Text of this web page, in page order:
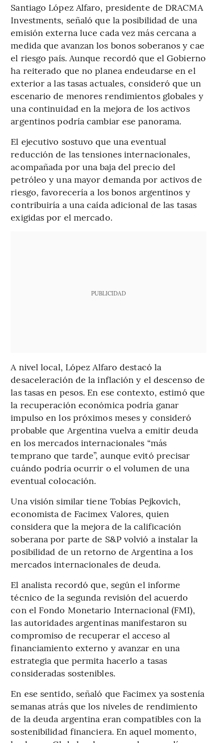
Santiago López Alfaro, presidente de DRACMA
Investments, señaló que la posibilidad de una
emisión externa luce cada vez más cercana a
medida que avanzan los bonos soberanos y cae
el riesgo país. Aunque recordó que el Gobierno
ha reiterado que no planea endeudarse en el
exterior a las tasas actuales, consideró que un
escenario de menores rendimientos globales y
una continuidad en la mejora de los activos
argentinos podría cambiar ese panorama.
El ejecutivo sostuvo que una eventual
reducción de las tensiones internacionales,
acompañada por una baja del precio del
petróleo y una mayor demanda por activos de
riesgo, favorecería a los bonos argentinos y
contribuiría a una caída adicional de las tasas
exigidas por el mercado.
PUBLICIDAD
A nivel local, López Alfaro destacó la
desaceleración de la inflación y el descenso de
las tasas en pesos. En ese contexto, estimó que
la recuperación económica podría ganar
impulso en los próximos meses y consideró
probable que Argentina vuelva a emitir deuda
en los mercados internacionales “más
temprano que tarde”, aunque evitó precisar
cuándo podría ocurrir o el volumen de una
eventual colocación.
Una visión similar tiene Tobías Pejkovich,
economista de Facimex Valores, quien
considera que la mejora de la calificación
soberana por parte de S&P volvió a instalar la
posibilidad de un retorno de Argentina a los
mercados internacionales de deuda.
El analista recordó que, según el informe
técnico de la segunda revisión del acuerdo
con el Fondo Monetario Internacional (FMI),
las autoridades argentinas manifestaron su
compromiso de recuperar el acceso al
financiamiento externo y avanzar en una
estrategia que permita hacerlo a tasas
consideradas sostenibles.
En ese sentido, señaló que Facimex ya sostenía
semanas atrás que los niveles de rendimiento
de la deuda argentina eran compatibles con la
sostenibilidad financiera. En aquel momento,